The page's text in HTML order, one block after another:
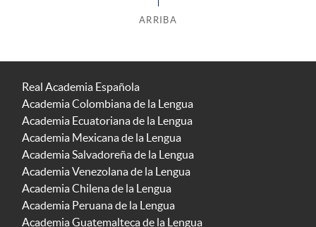
ARRIBA
Real Academia Española
Academia Colombiana de la Lengua
Academia Ecuatoriana de la Lengua
Academia Mexicana de la Lengua
Academia Salvadoreña de la Lengua
Academia Venezolana de la Lengua
Academia Chilena de la Lengua
Academia Peruana de la Lengua
Academia Guatemalteca de la Lengua